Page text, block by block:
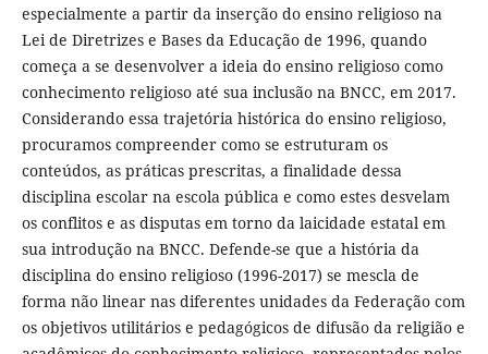
especialmente a partir da inserção do ensino religioso na
Lei de Diretrizes e Bases da Educação de 1996, quando
começa a se desenvolver a ideia do ensino religioso como
conhecimento religioso até sua inclusão na BNCC, em 2017.
Considerando essa trajetória histórica do ensino religioso,
procuramos compreender como se estruturam os
conteúdos, as práticas prescritas, a finalidade dessa
disciplina escolar na escola pública e como estes desvelam
os conflitos e as disputas em torno da laicidade estatal em
sua introdução na BNCC. Defende-se que a história da
disciplina do ensino religioso (1996-2017) se mescla de
forma não linear nas diferentes unidades da Federação com
os objetivos utilitários e pedagógicos de difusão da religião e